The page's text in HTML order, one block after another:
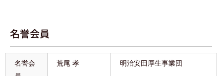
名誉会員
名誉会
荒尾 孝 明治安田厚生事業団